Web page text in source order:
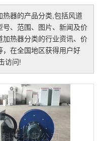
热器的产品分类,包括风道
、范围、图片、新闻及价
加热器分类的行业资讯、价
在全国地区获得用户好
访问!